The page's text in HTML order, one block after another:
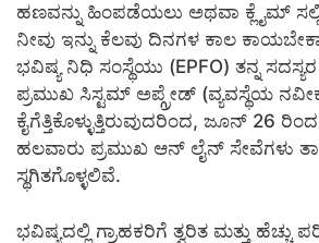
ಹಣವನ್ನು ಹಿಂಪಡೆಯಲು ಅಥವಾ ಕ್ಲೈಮ್
ನೀವು ಇನ್ನು ಕೆಲವು ದಿನಗಳ ಕಾಲ
ಭವಿಷ್ಯ ನಿಧಿ ಸಂಸ್ಥೆಯು (EPFO) ತನ್ನ
ಪ್ರಮುಖ ಸಿಸ್ಟಮ್ ಅಪ್ಗ್ರೇಡ್ (ವ್ಯವಸ್ಥೆಯ
ಕೈಗೆತ್ತಿಕೊಳ್ಳುತ್ತಿರುವುದರಿಂದ, ಜೂನ್ 26
ಹಲವಾರು ಪ್ರಮುಖ ಆನ್ ಲೈನ್ ಸೇವೆಗಳು
ಸ್ಥಗಿತಗೊಳ್ಳಲಿವೆ.
ಭವಿಷ್ಯದಲ್ಲಿ ಗ್ರಾಹಕರಿಗೆ ತ್ವರಿತ ಮತ್ತು